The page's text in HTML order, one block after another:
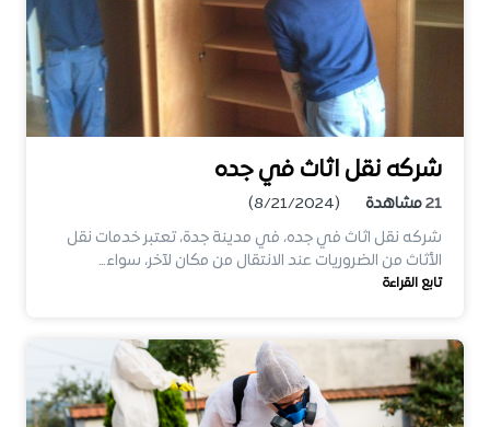
شركه نقل اثاث في جده
21مشاهدة
(8/21/2024)
شركه نقل اثاث في جده، في مدينة جدة، تعتبر خدمات نقل
الأثاث من الضروريات عند الانتقال من مكان لآخر، سواء…
تابع القراءة